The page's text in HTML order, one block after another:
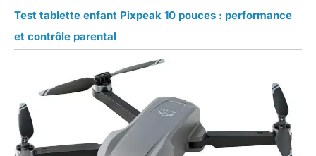
Test tablette enfant Pixpeak 10 pouces : performance
et contrôle parental